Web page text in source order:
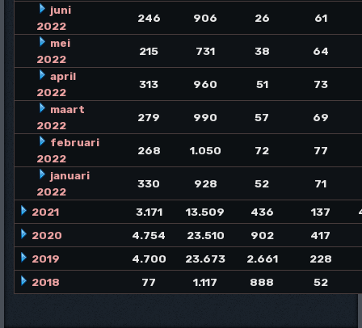
juni
2022
246 906 26
61
mei
2022
215 731 38
64
april
2022
313 960 51
73
maart
2022
279 990 57
69
februari
2022
268 1.050 72
77
januari
2022
330 928 52 71
2021 3.171 13.509 436 137
2020
4.754 23.510 902
417
2019
4.700 23.673 2.661
228
2018
77 1.117 888 52